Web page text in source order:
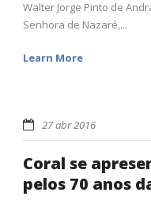
Walter Jorge Pinto de
Senhora de Nazaré,...
Learn More
27 abr 2016
Coral se
pelos 70 anos